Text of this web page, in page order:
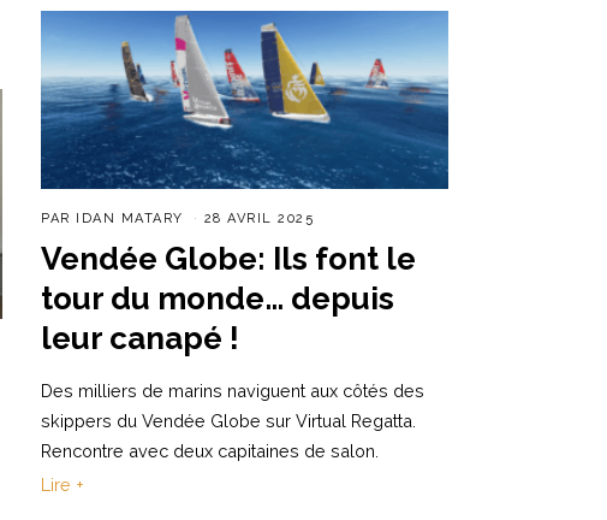
PAR IDAN MATARY 28 AVRIL 2025
Vendée Globe: Ils font le
tour du monde… depuis
leur canapé !
Des milliers de marins naviguent aux côtés des
skippers du Vendée Globe sur Virtual Regatta.
Rencontre avec deux capitaines de salon.
Lire +